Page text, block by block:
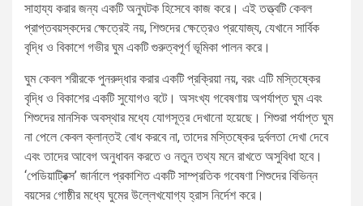
সাহায্য করার জন্য একটি অনুঘটক হিসেবে কাজ করে। এই তত্ত্বটি কেবল
প্রাপ্তবয়স্কদের ক্ষেত্রেই নয়, শিশুদের ক্ষেত্রেও প্রযোজ্য, যেখানে সার্বিক
বৃদ্ধি ও বিকাশে গভীর ঘুম একটি গুরুত্বপূর্ণ ভূমিকা পালন করে।
ঘুম কেবল শরীরকে পুনরুদ্ধার করার একটি প্রক্রিয়া নয়, বরং এটি মস্তিষ্কের
বৃদ্ধি ও বিকাশের একটি সুযোগও বটে। অসংখ্য গবেষণায় অপর্যাপ্ত ঘুম এবং
শিশুদের মানসিক অবস্থার মধ্যে যোগসূত্র দেখানো হয়েছে। শিশুরা পর্যাপ্ত ঘুম
না পেলে কেবল ক্লান্তই বোধ করবে না, তাদের মস্তিষ্কের দুর্বলতা দেখা দেবে
এবং তাদের আবেগ অনুধাবন করতে ও নতুন তথ্য মনে রাখতে অসুবিধা হবে।
‘পেডিয়াট্রিক্স’ জার্নালে প্রকাশিত একটি সাম্প্রতিক গবেষণা শিশুদের বিভিন্ন
বয়সের গোষ্ঠীর মধ্যে ঘুমের উল্লেখযোগ্য হ্রাস নির্দেশ করে।